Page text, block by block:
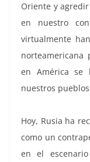
Oriente y
en nuestro
virtualmente
norteamericana
en América se
nuestros pueblos
Hoy, Rusia ha
como un
en el